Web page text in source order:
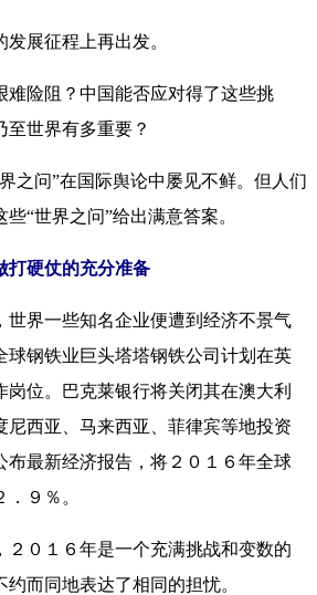
展征程上再出发。
险阻？中国能否应对得了这些挑
至世界有多重要？
问”在国际舆论中屡见不鲜。但人们
“世界之问”给出满意答案。
硬仗的充分准备
界一些知名企业便遭到经济不景气
球钢铁业巨头塔塔钢铁公司计划在英
岗位。巴克莱银行将关闭其在澳大利
尼西亚、马来西亚、菲律宾等地投资
布最新经济报告，将２０１６年全球
９％。
０１６年是一个充满挑战和变数的
而同地表达了相同的担忧。